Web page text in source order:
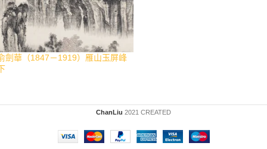
劍華（1847－1919）雁山玉屏峰
ChanLiu 2021 CREATED